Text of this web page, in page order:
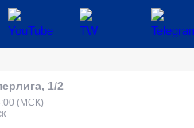
1/2
(МСК)